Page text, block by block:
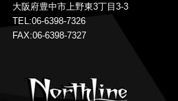
大阪府豊中市上野東3丁目3-3
TEL:06-6398-7326
FAX:06-6398-7327